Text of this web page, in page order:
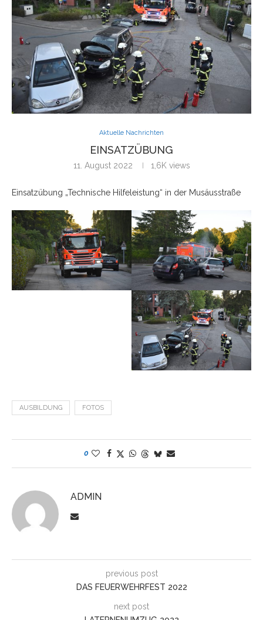
Aktuelle Nachrichten
EINSATZÜBUNG
11. August 2022 1,6K views
Einsatzübung „Technische Hilfeleistung“ in der Musäusstraße
AUSBILDUNG FOTOS
0
ADMIN
previous post
DAS FEUERWEHRFEST 2022
next post